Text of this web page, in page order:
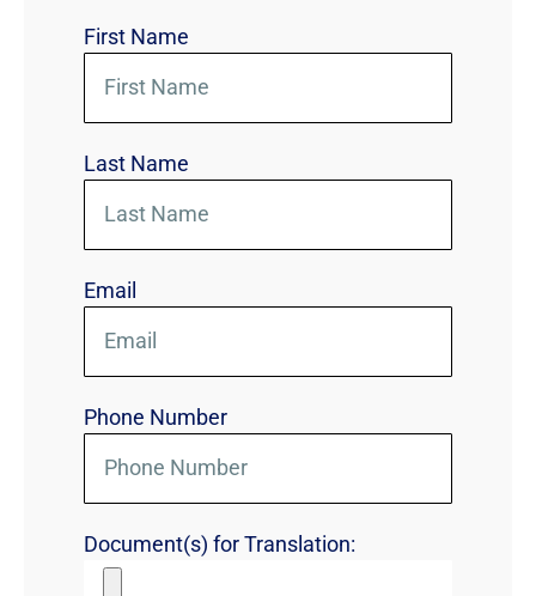
First Name
Last Name
Email
Phone Number
Document(s) for Translation: